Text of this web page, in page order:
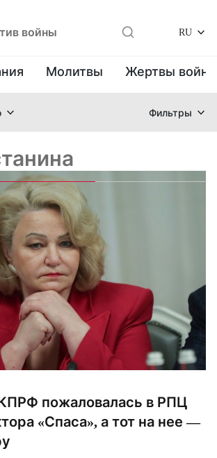
войны RU
Молитвы Жертвы
Фильтры
пожаловалась в РПЦ
«Спаса», а тот на нее —